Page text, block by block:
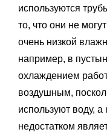
используются
то, что они не
очень низкой
например, в
охлаждением
воздушным,
используют воду,
недостатком